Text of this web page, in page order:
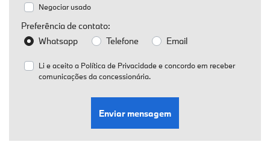
Negociar usado
Preferência de contato:
Whatsapp
Telefone Email
Li e aceito a Política de Privacidadee concordo em receber
comunicações da concessionária.
Enviar mensagem